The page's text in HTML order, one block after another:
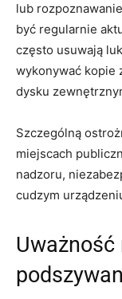
lub
być regularnie
często usuwają
wykonywać kopie
dysku
Szczególną
miejscach
nadzoru,
cudzym
Uważność